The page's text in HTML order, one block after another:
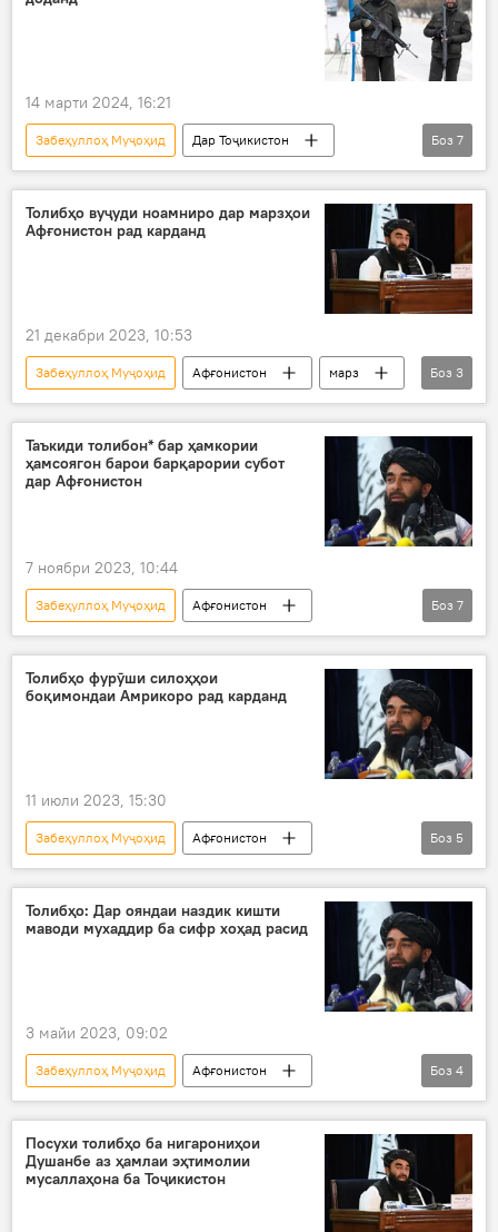
14 марти 2024, 16:21
Забеҳуллоҳ Муҷоҳид
Дар Тоҷикистон
Афғонистон
СПАД
вокуниш
Толибон
Марзи Тоҷикистону Афғонистон: ҳоло чӣ рух дода истодааст?
Боз 7
Толибҳо вуҷуди ноамниро дар марзҳои
Афғонистон рад карданд
21 декабри 2023, 10:53
Забеҳуллоҳ Муҷоҳид Афғонистон
марз
таҳдид
Дар Тоҷикистон Толибон
Боз 3
Таъкиди толибон* бар ҳамкории
ҳамсоягон барои барқарории субот
дар Афғонистон
7 ноябри 2023, 10:44
Забеҳуллоҳ Муҷоҳид
Афғонистон
Осиёи Марказӣ
Ӯзбекистон
Кобул
кишвари ҳамсоя
Толибон
субот
Боз 7
Толибҳо фурӯши силоҳҳои
боқимондаи Амрикоро рад карданд
11 июли 2023, 15:30
Забеҳуллоҳ Муҷоҳид
Афғонистон
Осиёи Марказӣ
аслиҳа
фурӯш
рад
Толибон
Боз 5
Толибҳо: Дар ояндаи наздик кишти
маводи мухаддир ба сифр хоҳад расид
3 майи 2023, 09:02
Забеҳуллоҳ Муҷоҳид
Афғонистон
Толибон
маводи мухаддир
мубориза
қочоқ
Боз 4
Посухи толибҳо ба нигарониҳои
Душанбе аз ҳамлаи эҳтимолии
мусаллаҳона ба Тоҷикистон